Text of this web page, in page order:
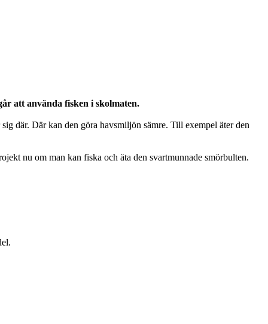
att använda fisken i skolmaten.
där. Där kan den göra havsmiljön sämre. Till exempel äter den
nu om man kan fiska och äta den svartmunnade smörbulten.